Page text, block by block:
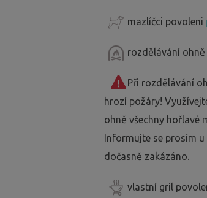
mazlíčci povoleni
rozdělávání
Při rozdělávání
hrozí požáry!
ohně všechny hořlavé
Informujte se prosím
dočasně zakázáno.
vlastní gril